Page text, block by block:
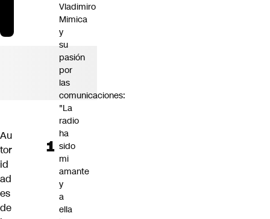
Au
tor
id
ad
es
de
Vladimiro
Mimica
y
su
pasión
por
las
comunicaciones:
"La
radio
ha
sido
mi
amante
y
a
ella